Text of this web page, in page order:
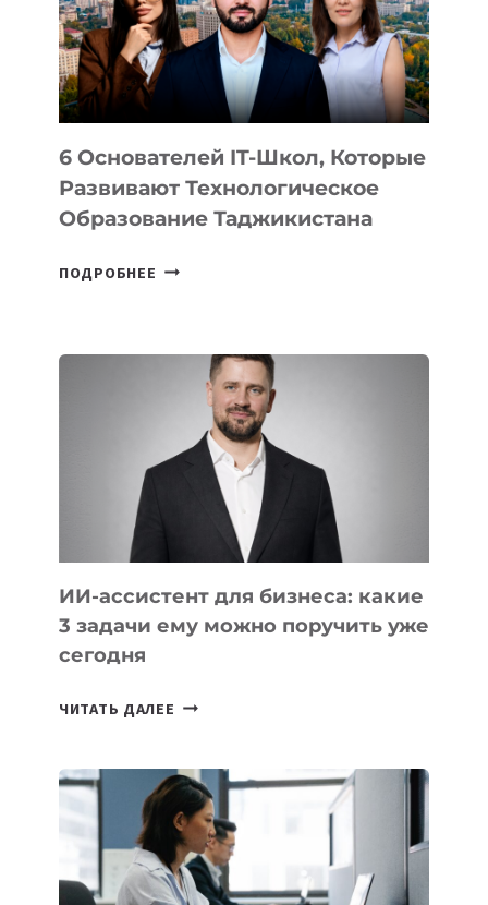
УСТРОЙСТВА
ОТ
OPENAI
6 Основателей IT-Школ, Которые
Развивают Технологическое
Образование Таджикистана
ПОДРОБНЕЕ 6
КОТОРЫЕ
РАЗВИВАЮТ
ТЕХНОЛОГИЧЕСКОЕ
ОБРАЗОВАНИЕ
ТАДЖИКИСТАНА
ИИ-ассистент для бизнеса: какие
3 задачи ему можно поручить уже
сегодня
ЧИТАТЬ ДАЛЕЕ ИИ-
БИЗНЕСА:
КАКИЕ
3
ЗАДАЧИ
ЕМУ